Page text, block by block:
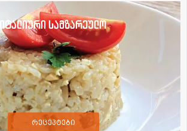
იტალიური სამზარეულო
რეცეპტები